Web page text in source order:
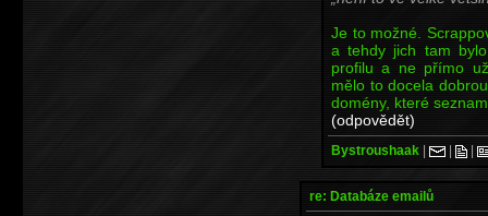
Je to možné.
a tehdy jich tam
profilu a ne přímo
mělo to docela
domény, které
(odpovědět)
Bystroushaak | | |
re: Databáze emailů